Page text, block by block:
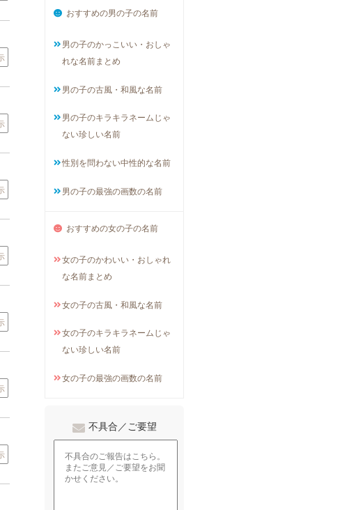
おすすめの男の子の名前
男の子のかっこいい・おしゃ
れな名前まとめ
男の子の古風・和風な名前
男の子のキラキラネームじゃ
ない珍しい名前
性別を問わない中性的な名前
男の子の最強の画数の名前
おすすめの女の子の名前
女の子のかわいい・おしゃれ
な名前まとめ
女の子の古風・和風な名前
女の子のキラキラネームじゃ
ない珍しい名前
女の子の最強の画数の名前
不具合／ご要望